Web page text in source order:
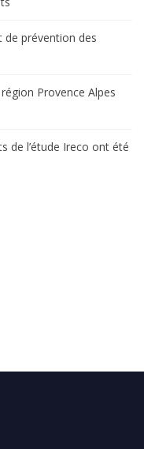
de prévention des
Provence Alpes
de l’étude Ireco ont été